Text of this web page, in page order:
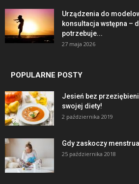
Urządzenia do
konsultacja wstępna –
potrzebuje...
27 maja 2026
POPULARNE POSTY
Jesień bez
swojej diety!
2 października 2019
Gdy zaskoczy
25 października 2018